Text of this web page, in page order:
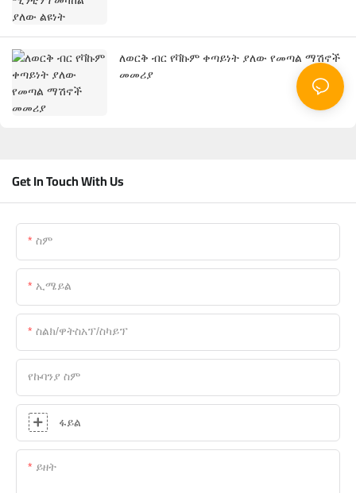
ለወርቅ ብር የቫኩም ቀጣይነት ያለው የመጣል ማሽኖች
መመሪያ
Get In Touch With Us
ስም
ኢሜይል
ስልክ/ዋትስአፕ/ስካይፕ
የኩባንያ ስም
ፋይል
ይዘት